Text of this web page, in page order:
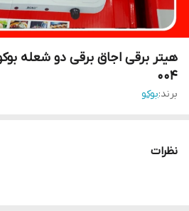
هیتر برقی اجاق برقی دو شعله
004
برند:بوکو
نظرات